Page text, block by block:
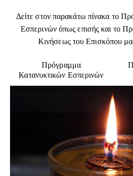
Δείτε στον παρακάτω πίνακα το
Εσπερινών όπως επισής και το
Κινήσεως του Επισκόπου
Πρόγραμμα
Κατανυκτικών Εσπερινών